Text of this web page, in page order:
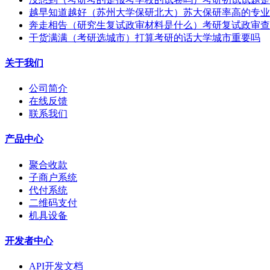
越早知道越好（苏州大学保研北大）苏大保研率高的专业
奔走相告（研究生复试政审材料是什么）考研复试政审
干货满满（考研选城市）打算考研的话大学城市重要吗
关于我们
公司简介
在线反馈
联系我们
产品中心
聚合收款
子商户系统
代付系统
二维码支付
机具设备
开发者中心
API开发文档